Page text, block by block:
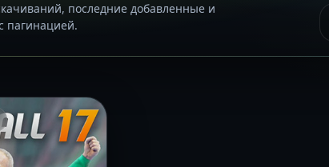
последние добавленные и
пагинацией.